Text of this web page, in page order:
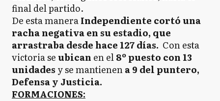
final del partido.
De esta maneraIndependiente cortó una
racha negativa en su estadio, que
arrastraba desde hace 127 días. Con esta
victoria seubican en el8º puesto con 13
unidades y se mantienena 9 del puntero,
Defensa y Justicia.
FORMACIONES: